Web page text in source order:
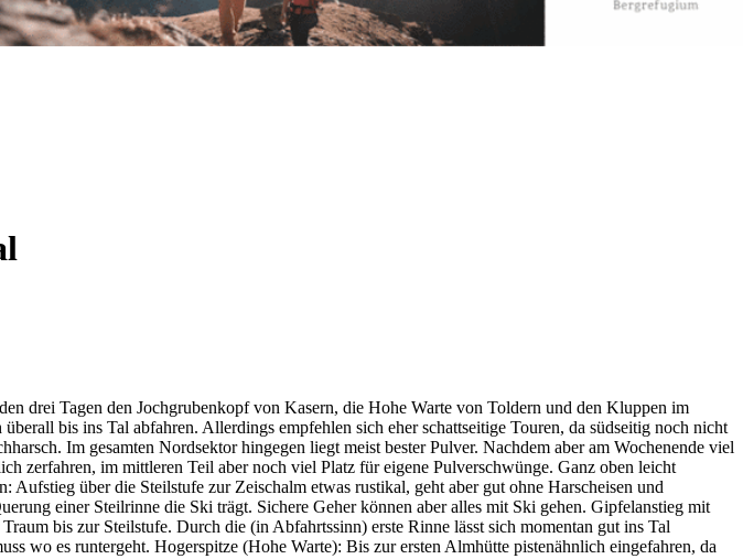
drei Tagen den Jochgrubenkopf von Kasern, die Hohe Warte von Toldern und den Kluppen im
bis ins Tal abfahren. Allerdings empfehlen sich eher schattseitige Touren, da südseitig noch nicht
Im gesamten Nordsektor hingegen liegt meist bester Pulver. Nachdem aber am Wochenende viel
zerfahren, im mittleren Teil aber noch viel Platz für eigene Pulverschwünge. Ganz oben leicht
über die Steilstufe zur Zeischalm etwas rustikal, geht aber gut ohne Harscheisen und
einer Steilrinne die Ski trägt. Sichere Geher können aber alles mit Ski gehen. Gipfelanstieg mit
bis zur Steilstufe. Durch die (in Abfahrtssinn) erste Rinne lässt sich momentan gut ins Tal
wo es runtergeht. Hogerspitze (Hohe Warte): Bis zur ersten Almhütte pistenähnlich eingefahren, da